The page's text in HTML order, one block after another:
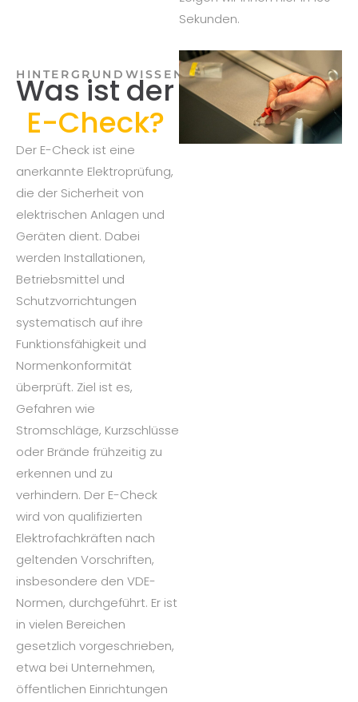
Sekunden.
HINTERGRUNDWISSEN
Was ist der
E-Check?
Der E-Check ist eine
anerkannte Elektroprüfung,
die der Sicherheit von
elektrischen Anlagen und
Geräten dient. Dabei
werden Installationen,
Betriebsmittel und
Schutzvorrichtungen
systematisch auf ihre
Funktionsfähigkeit und
Normenkonformität
überprüft. Ziel ist es,
Gefahren wie
Stromschläge, Kurzschlüsse
oder Brände frühzeitig zu
erkennen und zu
verhindern. Der E-Check
wird von qualifizierten
Elektrofachkräften nach
geltenden Vorschriften,
insbesondere den VDE-
Normen, durchgeführt. Er ist
in vielen Bereichen
gesetzlich vorgeschrieben,
etwa bei Unternehmen,
öffentlichen Einrichtungen